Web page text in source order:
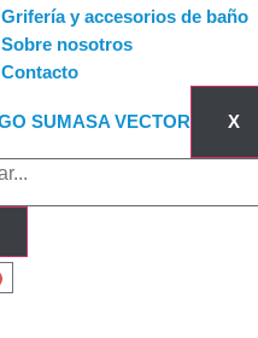
Grifería y accesorios de baño
Sobre nosotros
Contacto
X